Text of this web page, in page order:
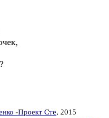
-Проект Сте, 2015